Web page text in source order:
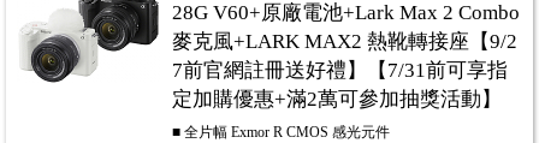
28G V60+原廠電池+Lark Max 2 Combo
麥克風+LARK MAX2 熱靴轉接座【9/2
7前官網註冊送好禮】【7/31前可享指
定加購優惠+滿2萬可參加抽獎活動】
■ 全片幅 Exmor R CMOS 感光元件